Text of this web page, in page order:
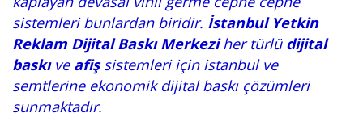
sistemleri bunlardan biridir. İstanbul Yetkin
Reklam Dijital Baskı Merkeziher türlü dijital
baskıve afişsistemleri için istanbul ve
semtlerine ekonomik dijital baskı çözümleri
sunmaktadır.